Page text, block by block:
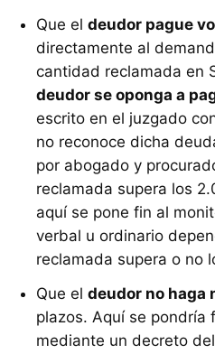
Que el deudor pague
directamente al
cantidad reclamada en
deudor se oponga a
escrito en el juzgado
no reconoce dicha
por abogado y
reclamada supera los
aquí se pone fin al
verbal u ordinario
reclamada supera o no
Que el deudor no haga
plazos. Aquí se pondría
mediante un decreto